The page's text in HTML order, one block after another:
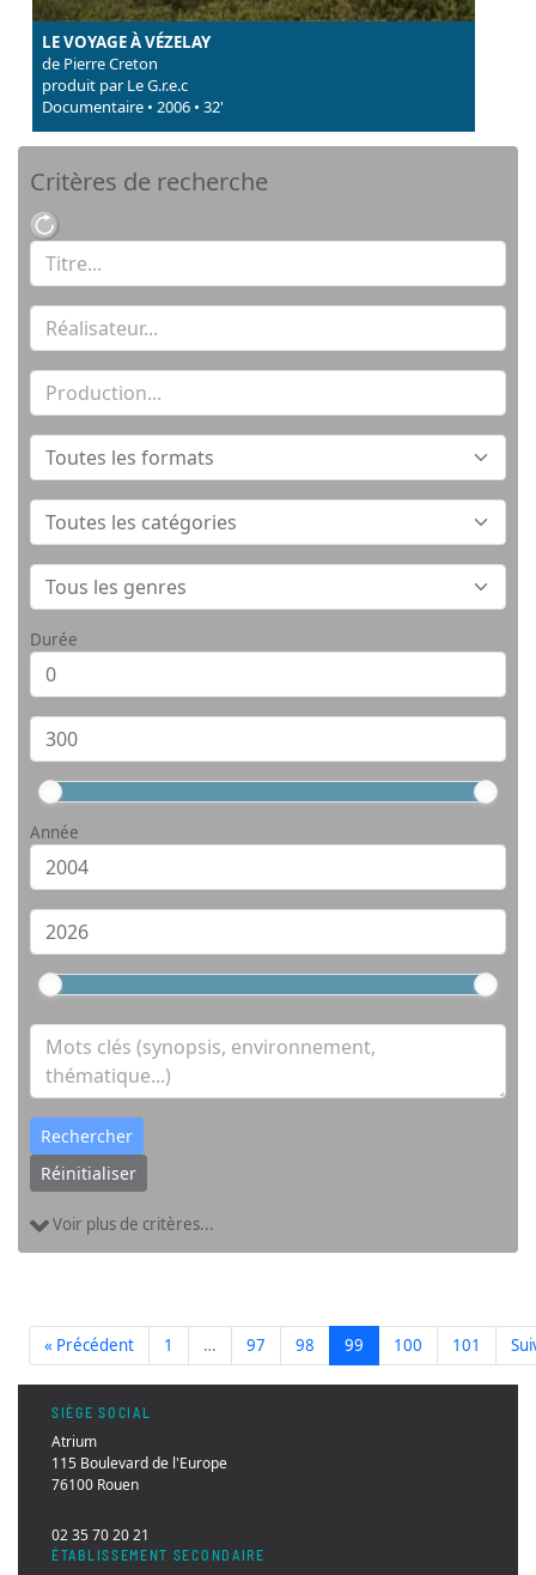
LE VOYAGE À VÉZELAY
de Pierre Creton
produit par Le G.r.e.c
Documentaire • 2006 • 32'
Critères de recherche
Durée
Année
Rechercher
Réinitialiser
Voir plus de critères...
« Précédent 1 … 97 98 99 100 101
SIÈGE SOCIAL
Atrium
115 Boulevard de l'Europe
76100 Rouen
02 35 70 20 21
ÉTABLISSEMENT SECONDAIRE